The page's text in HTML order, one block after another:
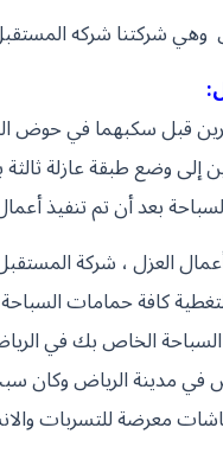
شركتنا شركه
قبل سكبهما في حوض
إلى وضع طبقة عازلة
السباحة بعد أن تم تنفيذ
العزل ، شركة
كافة حمامات
الخاص بك في
مدينة الرياض وكان
معرضة للتسربات